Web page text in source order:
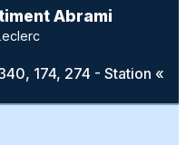
Abrami
174, 274 - Station «